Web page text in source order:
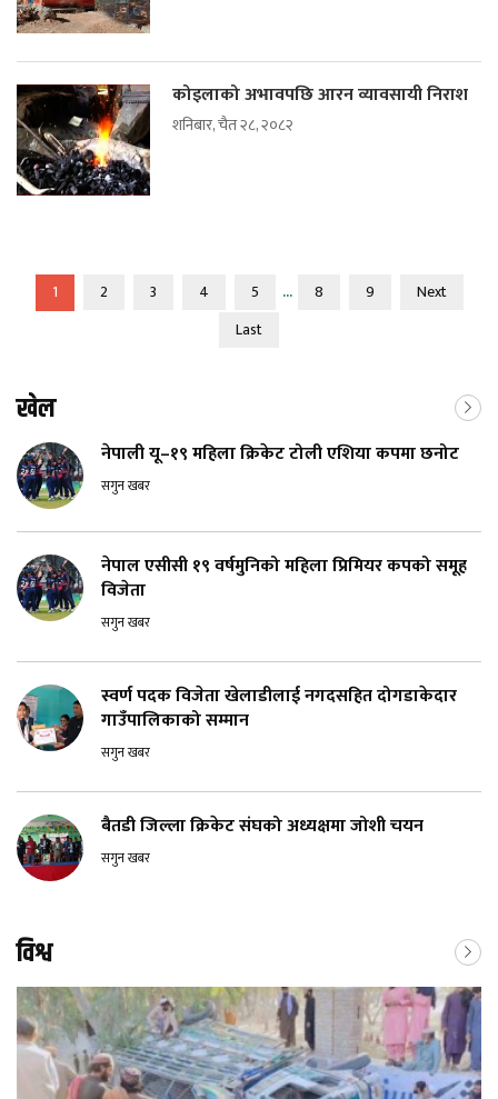
कोइलाको अभावपछि आरन व्यावसायी निराश
शनिबार, चैत २८, २०८२
1 2 3 4 5 ... 8 9
Next
Last
खेल
नेपाली यू–१९ महिला क्रिकेट टोली एशिया कपमा छनोट
सगुन खबर
नेपाल एसीसी १९ वर्षमुनिको महिला प्रिमियर कपको समूह
विजेता
सगुन खबर
स्वर्ण पदक विजेता खेलाडीलाई नगदसहित दोगडाकेदार
गाउँपालिकाको सम्मान
सगुन खबर
बैतडी जिल्ला क्रिकेट संघको अध्यक्षमा जोशी चयन
सगुन खबर
विश्व